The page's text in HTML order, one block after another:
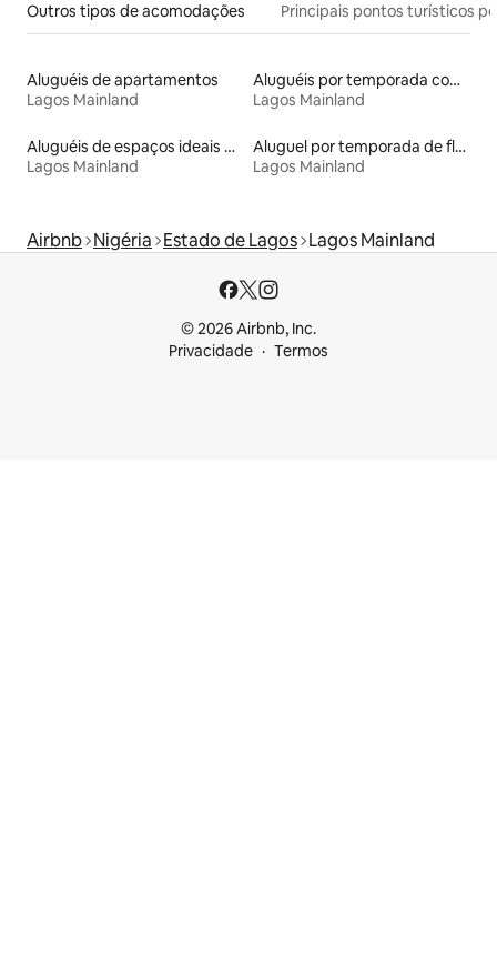
Outros tipos de acomodações Principais pontos turísticos
Aluguéis de apartamentos
Lagos Mainland
Aluguéis por temporada com banheira de hidromassagem
Lagos Mainland
Aluguéis de espaços ideais para famílias
Lagos Mainland
Aluguel por temporada de flats
Lagos Mainland
Airbnb Nigéria Estado de Lagos Lagos Mainland
© 2026 Airbnb, Inc.
Privacidade
Termos